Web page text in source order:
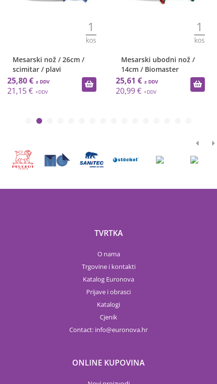
1
kos
Mesarski nož / 26cm /
scimitar / plavi
25,80 €
21,15 €
1
kos
Mesarski ubodni nož /
14cm / Biomaster
25,61 €
20,99 €
TVRTKA
O nama
Trgovine i kontakti
Katalog Euronova
Prijave i obrasci
Katalogi
Cjenik
Contact: info euronova.hr
ONLINE KUPOVINA